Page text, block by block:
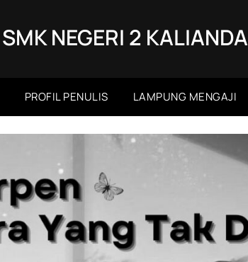
NEGERI 2 KALIANDA
PROFIL PENULIS LAMPUNG MENGAJI